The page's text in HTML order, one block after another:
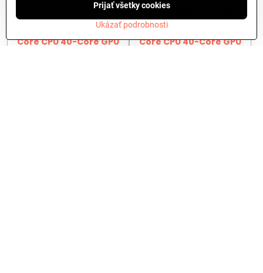
MacBook Pro 16" (M5
Max 2026) Liquid Retina
Core CPU 40-Core GPU
MacBook Pro 16" (M5
Max 2026) Liquid Retina
Core CPU 40-Core GPU
Ukázať podrobnosti
Prijať všetky cookies